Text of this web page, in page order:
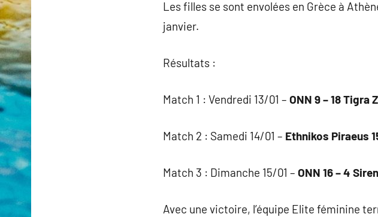
Les filles se sont envolées en Grèce à
janvier.
Résultats :
Match 1 : Vendredi 13/01 – ONN 9 – 18 Tigra
Match 2 : Samedi 14/01 – Ethnikos Piraeus
Match 3 : Dimanche 15/01 – ONN 16 – 4
Avec une victoire, l’équipe Elite féminine